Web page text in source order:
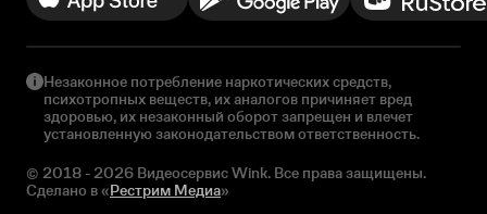
Незаконное потребление наркотических средств,
психотропных веществ, их аналогов причиняет вред
здоровью, их незаконный оборот запрещен и влечет
установленную законодательством ответственность.
© 2018 - 2026 Видеосервис Wink. Все права защищены.
Сделано в «Рестрим Медиа»